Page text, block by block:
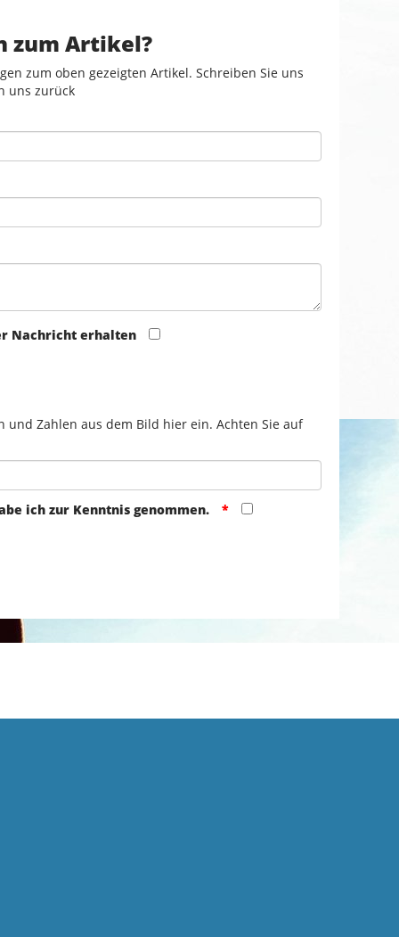
zum Artikel?
zum oben gezeigten Artikel. Schreiben Sie uns
uns zurück
Nachricht erhalten
und Zahlen aus dem Bild hier ein. Achten Sie auf
ich zur Kenntnis genommen.